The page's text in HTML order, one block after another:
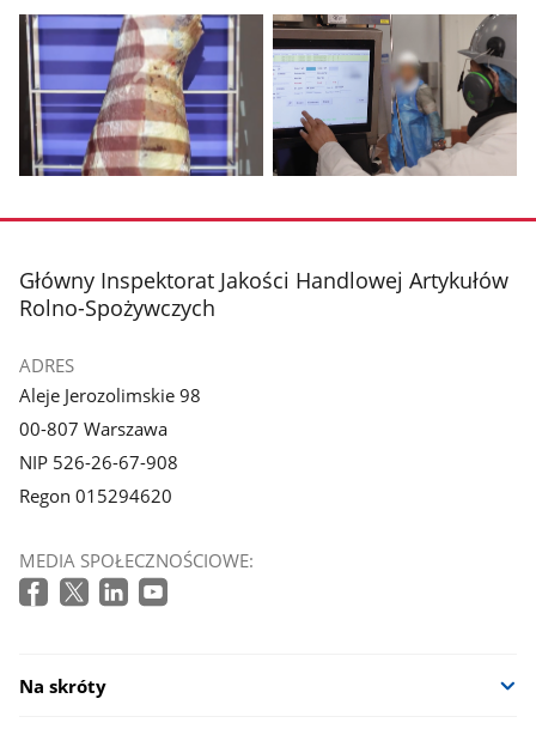
zdjęcie
galerii.
zdjęcie
galerii.
stopka
Główny Inspektorat Jakości Handlowej Artykułów
Rolno-Spożywczych
ADRES
Aleje Jerozolimskie 98
00-807 Warszawa
NIP 526-26-67-908
Regon 015294620
MEDIA SPOŁECZNOŚCIOWE:
Na skróty